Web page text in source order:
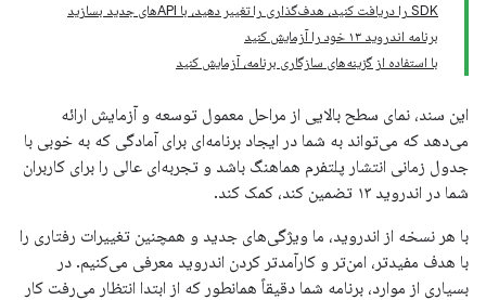
SDK را دریافت کنید، هدف‌گذاری را تغییر دهید، با APIهای جدید بسازید
برنامه اندروید ۱۳ خود را آزمایش کنید
با استفاده از گزینه‌های سازگاری برنامه، آزمایش کنید
این سند، نمای سطح بالایی از مراحل معمول توسعه و آزمایش ارائه
می‌دهد که می‌تواند به شما در ایجاد برنامه‌ای برای آمادگی که به خوبی با
جدول زمانی انتشار پلتفرم هماهنگ باشد و تجربه‌ای عالی را برای کاربران
شما در اندروید ۱۳ تضمین کند، کمک کند.
با هر نسخه از اندروید، ما ویژگی‌های جدید و همچنین تغییرات رفتاری را
با هدف مفیدتر، امن‌تر و کارآمدتر کردن اندروید معرفی می‌کنیم. در
بسیاری از موارد، برنامه شما دقیقاً همانطور که از ابتدا انتظار می‌رفت کار